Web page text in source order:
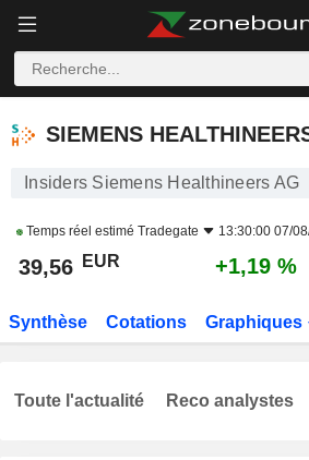
SIEMENS HEALTHINEERS AG
SIEMENS
Insiders Siemens Healthineers AG
Temps réel estimé Tradegate 13:30:00 07/
39,56 EUR +1,19 %
Synthèse Cotations Graphiques
Toute l'actualité Reco analystes